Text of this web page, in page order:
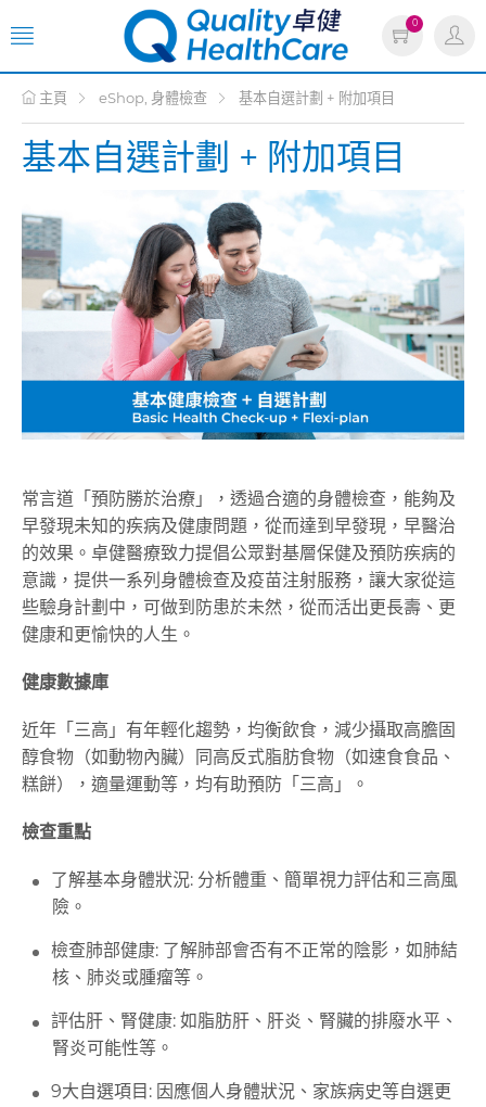
0
主頁 eShop, 身體檢查 基本自選計劃 + 附加項目
基本自選計劃 + 附加項目
常言道「預防勝於治療」，透過合適的身體檢查，能夠及
早發現未知的疾病及健康問題，從而達到早發現，早醫治
的效果。卓健醫療致力提倡公眾對基層保健及預防疾病的
意識，提供一系列身體檢查及疫苗注射服務，讓大家從這
些驗身計劃中，可做到防患於未然，從而活出更長壽、更
健康和更愉快的人生。
健康數據庫
近年「三高」有年輕化趨勢，均衡飲食，減少攝取高膽固
醇食物（如動物內臟）同高反式脂肪食物（如速食食品、
糕餅），適量運動等，均有助預防「三高」。
檢查重點
了解基本身體狀況: 分析體重、簡單視力評估和三高風
險。
檢查肺部健康: 了解肺部會否有不正常的陰影，如肺結
核、肺炎或腫瘤等。
評估肝、腎健康: 如脂肪肝、肝炎、腎臟的排廢水平、
腎炎可能性等。
9大自選項目: 因應個人身體狀況、家族病史等自選更